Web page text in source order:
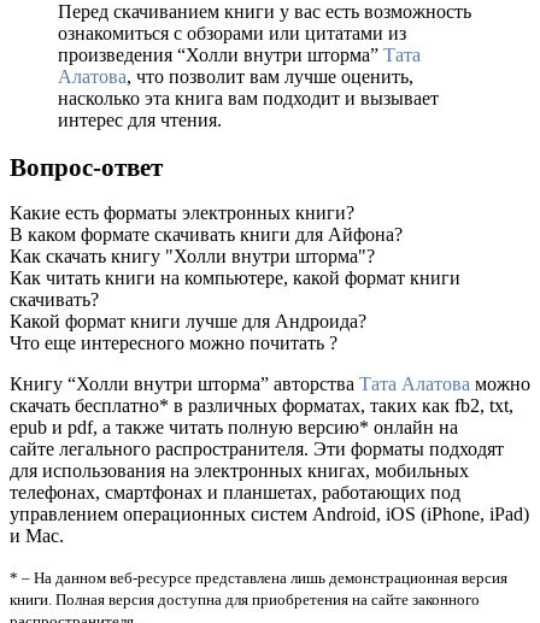
Перед скачиванием книги у вас есть возможность
ознакомиться с обзорами или цитатами из
произведения “Холли внутри шторма” Тата
Алатова, что позволит вам лучше оценить,
насколько эта книга вам подходит и вызывает
интерес для чтения.
Вопрос-ответ
Какие есть форматы электронных книги?
В каком формате скачивать книги для Айфона?
Как скачать книгу "Холли внутри шторма"?
Как читать книги на компьютере, какой формат книги
скачивать?
Какой формат книги лучше для Андроида?
Что еще интересного можно почитать ?
Книгу “Холли внутри шторма” авторства Тата Алатова можно
скачать бесплатно* в различных форматах, таких как fb2, txt,
epub и pdf, а также читать полную версию* онлайн на
сайте легального распространителя. Эти форматы подходят
для использования на электронных книгах, мобильных
телефонах, смартфонах и планшетах, работающих под
управлением операционных систем Android, iOS (iPhone, iPad)
и Mac.
* – На данном веб-ресурсе представлена лишь демонстрационная версия
книги. Полная версия доступна для приобретения на сайте законного